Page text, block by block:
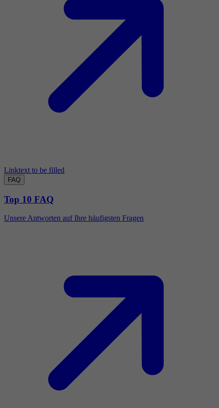
Linktext to be filled
FAQ
Top 10 FAQ
Unsere Antworten auf Ihre häufigsten Fragen